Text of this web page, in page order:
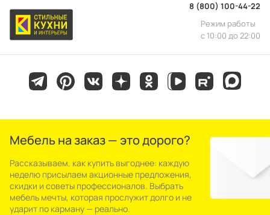
8 (800) 100-44-22
Режим работы
с 10:00 до 22:00
Мебель на заказ — это дорого?
Рассказываем, как купить выгоднее: каждую
неделю присылаем акционные предложения,
скидки и советы профессионалов. Выбрать
мебель мечты, которая прослужит долго и не
ударит по карману — реально.